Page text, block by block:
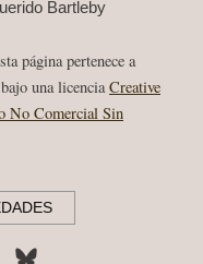
Bartleby
página pertenece a
una licencia Creative
No Comercial Sin